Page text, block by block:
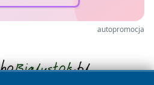
autopromocja